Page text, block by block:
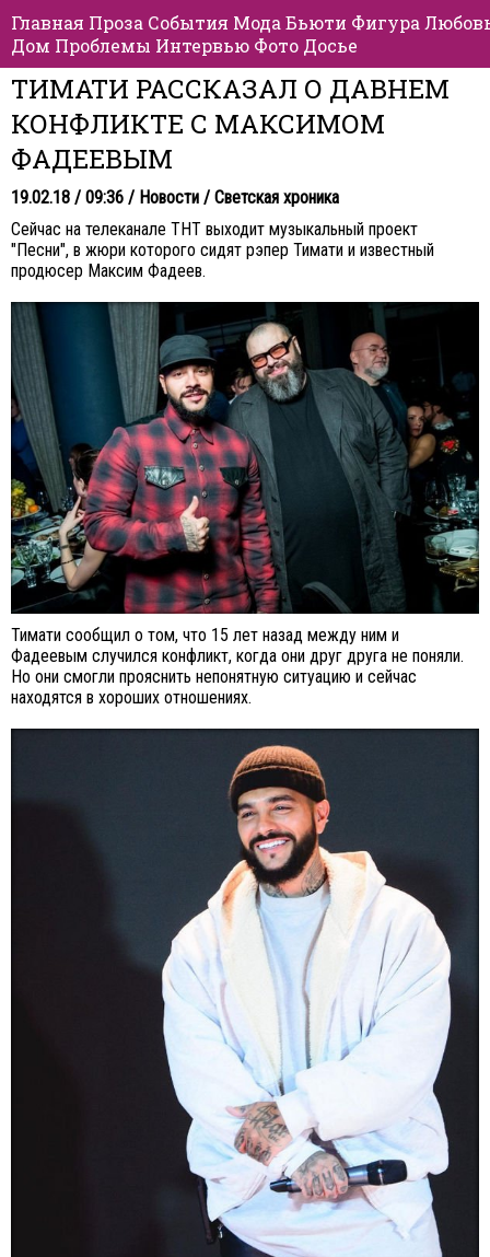
Главная Проза События Мода Бьюти Фигура
Дом Проблемы Интервью Фото Досье
ТИМАТИ РАССКАЗАЛ О ДАВНЕМ
КОНФЛИКТЕ С МАКСИМОМ
ФАДЕЕВЫМ
19.02.18 / 09:36 / Новости / Светская хроника
Сейчас на телеканале ТНТ выходит музыкальный проект
"Песни", в жюри которого сидят рэпер Тимати и известный
продюсер Максим Фадеев.
Тимати сообщил о том, что 15 лет назад между ним и
Фадеевым случился конфликт, когда они друг друга не поняли.
Но они смогли прояснить непонятную ситуацию и сейчас
находятся в хороших отношениях.